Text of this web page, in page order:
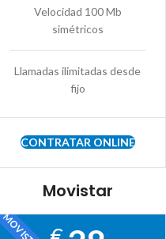
Velocidad 100 Mb
simétricos
Llamadas ilimitadas desde
fijo
CONTRATAR ONLINE
Movistar